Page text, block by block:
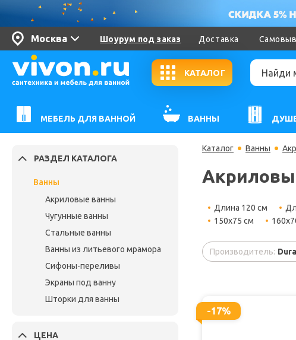
Москва Шоурум под заказ Доставка
КАТАЛОГ
МЕБЕЛЬ ДЛЯ ВАННОЙ ВАННЫ
РАЗДЕЛ КАТАЛОГА
Ванны
Акриловые ванны
Чугунные ванны
Стальные ванны
Ванны из литьевого мрамора
Сифоны-переливы
Экраны под ванну
Шторки для ванны
ЦЕНА
Каталог Ванны
Длина 120 см
150х75 см
Производитель:
-17%